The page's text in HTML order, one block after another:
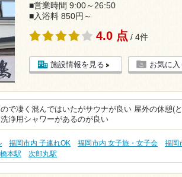
■営業時間 9:00～26:50
■入浴料 850円～
4.0 点 / 4件
施設情報を見る お気に
で凄く混んではいたがサウナが良い 屋外の休憩(
浄用シャワーがあるのが良い
福岡市内 子連れOK 福岡市内 女子旅・女子会
福岡
橋本駅 次郎丸駅